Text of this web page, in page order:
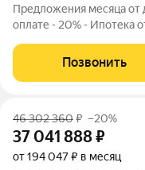
Предложения месяца от
оплате - 20% - Ипотека
проживанием на время
комнатная квартира.
Позвонить
46 302 360₽ –20%
37 041 888₽
от 194 047 ₽ в месяц